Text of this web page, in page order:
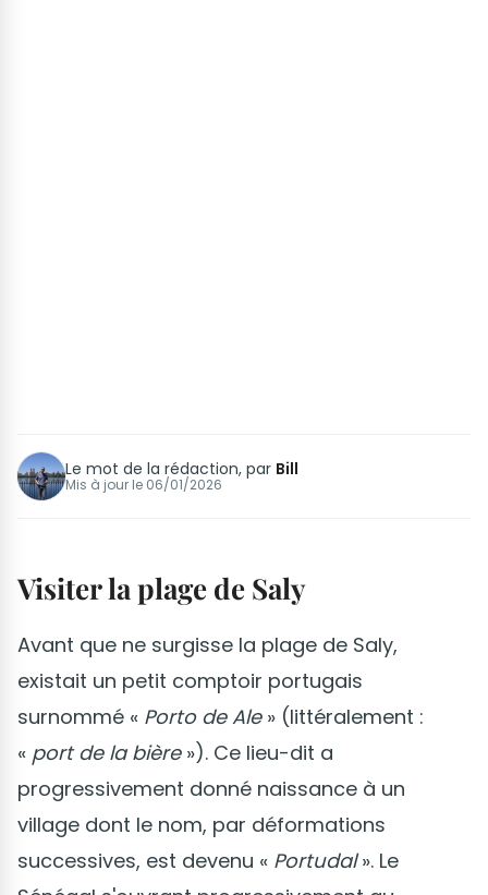
Le mot de la rédaction, par Bill
Mis à jour le 06/01/2026
Visiter la plage de Saly
Avant que ne surgisse la plage de Saly,
existait un petit comptoir portugais
surnommé « Porto de Ale» (littéralement :
« port de la bière»). Ce lieu-dit a
progressivement donné naissance à un
village dont le nom, par déformations
successives, est devenu « Portudal». Le